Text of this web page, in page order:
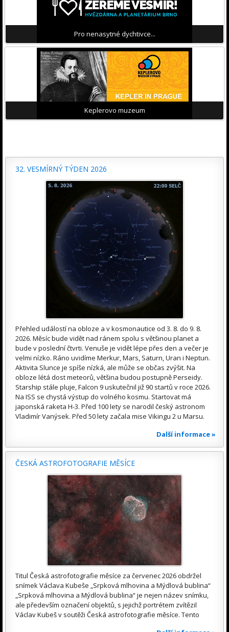
Pro nenasytné dychtivce...
Keplerovo muzeum
32. VESMÍRNÝ TÝDEN 2026
Přehled událostí na obloze a v kosmonautice od 3. 8. do 9. 8.
2026. Měsíc bude vidět nad ránem spolu s většinou planet a
bude v poslední čtvrti. Venuše je vidět lépe přes den a večer je
velmi nízko. Ráno uvidíme Merkur, Mars, Saturn, Uran i Neptun.
Aktivita Slunce je spíše nízká, ale může se občas zvýšit. Na
obloze létá dost meteorů, většina budou postupně Perseidy.
Starship stále pluje, Falcon 9 uskutečnil již 90 startů v roce 2026.
Na ISS se chystá výstup do volného kosmu. Startovat má
japonská raketa H-3. Před 100 lety se narodil český astronom
Vladimír Vanýsek. Před 50 lety začala mise Vikingu 2 u Marsu.
Další informace »
ČESKÁ ASTROFOTOGRAFIE MĚSÍCE
Titul Česká astrofotografie měsíce za červenec 2026 obdržel
snímek Václava Kubeše „Srpková mlhovina a Mýdlová bublina“
„Srpková mlhovina a Mýdlová bublina“ je nejen název snímku,
ale především označení objektů, s jejichž portrétem zvítězil
Václav Kubeš v soutěži Česká astrofotografie měsíce. Tento